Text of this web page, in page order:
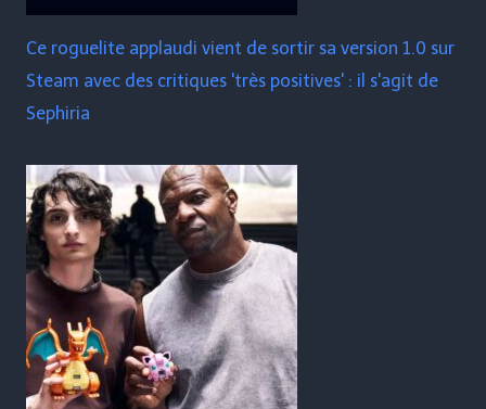
Ce roguelite applaudi vient de sortir sa version 1.0 sur
Steam avec des critiques 'très positives' : il s'agit de
Sephiria